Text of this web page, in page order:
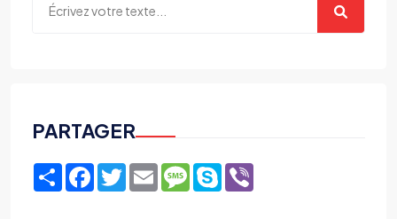
PARTAGER
ShareFacebook
TwitterEmailMessage
Skype